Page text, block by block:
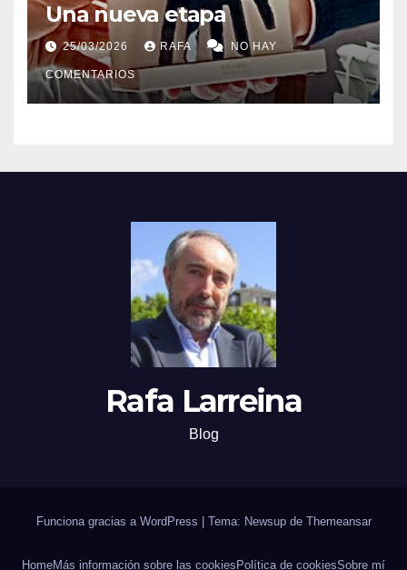
Una nueva etapa
25/03/2026 RAFA NO HAY
COMENTARIOS
Rafa Larreina
Blog
Funciona gracias a WordPress | Tema: Newsup de Themeansar
HomeMás información sobre las cookies Polí­tica de cookiesSobre mí